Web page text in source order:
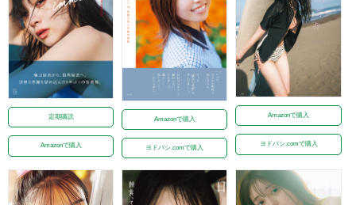
定期購読
Amazonで購入
Amazonで購入
ヨドバシ.comで購入
Amazonで購入
ヨドバシ.comで購入